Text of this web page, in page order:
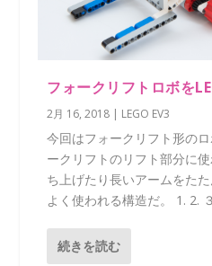
フォークリフトロボを
2月 16, 2018 | LEGO EV3
今回はフォークリフト形の
ークリフトのリフト部分に
ち上げたり長いアームをた
よく使われる構造だ。 1. 2.
続きを読む